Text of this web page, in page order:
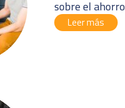
sobre el ahorro
Leer más